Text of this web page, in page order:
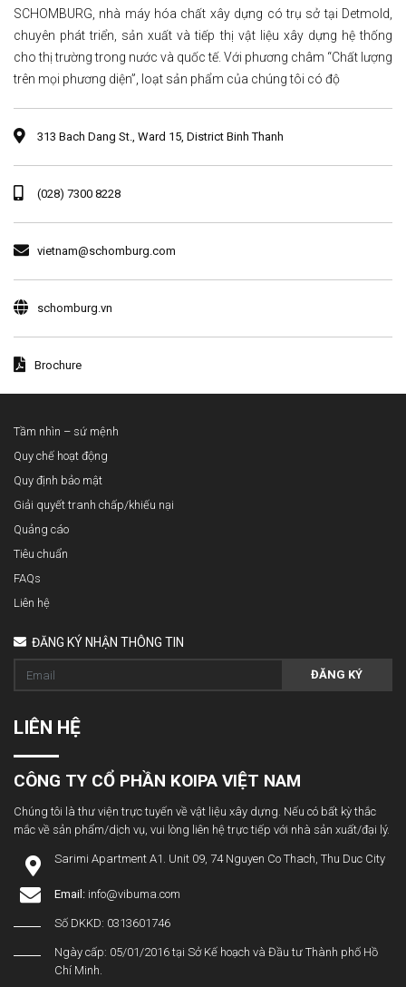
SCHOMBURG, nhà máy hóa chất xây dựng có trụ sở tại Detmold,
chuyên phát triển, sản xuất và tiếp thị vật liệu xây dựng hệ thống
cho thị trường trong nước và quốc tế. Với phương châm “Chất lượng
trên mọi phương diện”, loạt sản phẩm của chúng tôi có độ
313 Bach Dang St., Ward 15, District Binh Thanh
(028) 7300 8228
vietnam@schomburg.com
schomburg.vn
Brochure
Tầm nhìn – sứ mệnh
Quy chế hoạt động
Quy định bảo mật
Giải quyết tranh chấp/khiếu nại
Quảng cáo
Tiêu chuẩn
FAQs
Liên hệ
ĐĂNG KÝ NHẬN THÔNG TIN
ĐĂNG KÝ
LIÊN HỆ
CÔNG TY CỔ PHẦN KOIPA VIỆT NAM
Chúng tôi là thư viện trực tuyến về vật liệu xây dựng. Nếu có bất kỳ thắc
mắc về sản phẩm/dịch vụ, vui lòng liên hệ trực tiếp với nhà sản xuất/đại lý.
Sarimi Apartment A1. Unit 09, 74 Nguyen Co Thach, Thu Duc City
Email: info@vibuma.com
Số DKKD: 0313601746
Ngày cấp: 05/01/2016 tại Sở Kế hoạch và Đầu tư Thành phố Hồ
Chí Minh.